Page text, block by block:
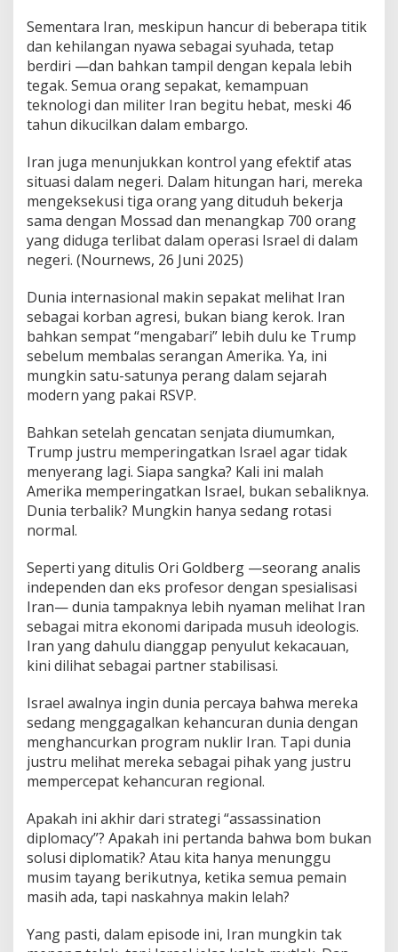
Sementara Iran, meskipun hancur di beberapa titik
dan kehilangan nyawa sebagai syuhada, tetap
berdiri —dan bahkan tampil dengan kepala lebih
tegak. Semua orang sepakat, kemampuan
teknologi dan militer Iran begitu hebat, meski 46
tahun dikucilkan dalam embargo.
Iran juga menunjukkan kontrol yang efektif atas
situasi dalam negeri. Dalam hitungan hari, mereka
mengeksekusi tiga orang yang dituduh bekerja
sama dengan Mossad dan menangkap 700 orang
yang diduga terlibat dalam operasi Israel di dalam
negeri. (Nournews, 26 Juni 2025)
Dunia internasional makin sepakat melihat Iran
sebagai korban agresi, bukan biang kerok. Iran
bahkan sempat “mengabari” lebih dulu ke Trump
sebelum membalas serangan Amerika. Ya, ini
mungkin satu-satunya perang dalam sejarah
modern yang pakai RSVP.
Bahkan setelah gencatan senjata diumumkan,
Trump justru memperingatkan Israel agar tidak
menyerang lagi. Siapa sangka? Kali ini malah
Amerika memperingatkan Israel, bukan sebaliknya.
Dunia terbalik? Mungkin hanya sedang rotasi
normal.
Seperti yang ditulis Ori Goldberg —seorang analis
independen dan eks profesor dengan spesialisasi
Iran— dunia tampaknya lebih nyaman melihat Iran
sebagai mitra ekonomi daripada musuh ideologis.
Iran yang dahulu dianggap penyulut kekacauan,
kini dilihat sebagai partner stabilisasi.
Israel awalnya ingin dunia percaya bahwa mereka
sedang menggagalkan kehancuran dunia dengan
menghancurkan program nuklir Iran. Tapi dunia
justru melihat mereka sebagai pihak yang justru
mempercepat kehancuran regional.
Apakah ini akhir dari strategi “assassination
diplomacy”? Apakah ini pertanda bahwa bom bukan
solusi diplomatik? Atau kita hanya menunggu
musim tayang berikutnya, ketika semua pemain
masih ada, tapi naskahnya makin lelah?
Yang pasti, dalam episode ini, Iran mungkin tak